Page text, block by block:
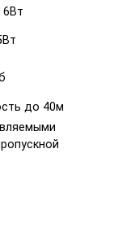
6Вт
до 40м